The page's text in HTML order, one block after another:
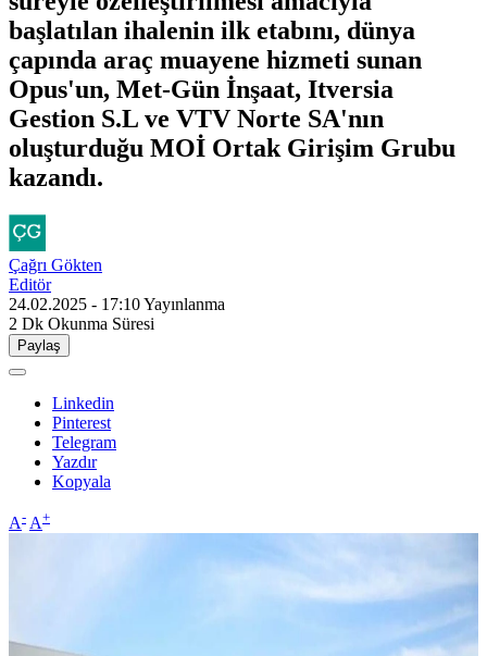
başlatılan ihalenin ilk etabını, dünya
çapında araç muayene hizmeti sunan
Opus'un, Met-Gün İnşaat, Itversia
Gestion S.L ve VTV Norte SA'nın
oluşturduğu MOİ Ortak Girişim Grubu
kazandı.
Çağrı Gökten
Editör
24.02.2025 - 17:10Yayınlanma
2 Dk Okunma Süresi
Paylaş
Linkedin
Pinterest
Telegram
Yazdır
Kopyala
A- A+